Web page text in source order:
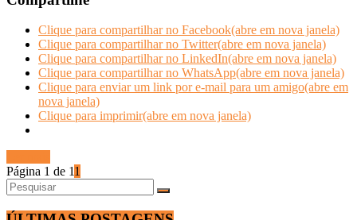
Clique para compartilhar no Facebook(abre em nova janela)
Clique para compartilhar no Twitter(abre em nova janela)
Clique para compartilhar no LinkedIn(abre em nova janela)
Clique para compartilhar no WhatsApp(abre em nova janela)
Clique para enviar um link por e-mail para um amigo(abre em
nova janela)
Clique para imprimir(abre em nova janela)
Página 1 de 11